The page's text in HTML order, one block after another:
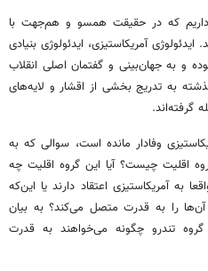
که در حقیقت همسو و هم‌جهت با
آمریکاستیزی، ایدئولوژی بنیادی
اسلامی بعد از ۲۲ بهمن ۵۷ بوده و به جهان‌بینی و گفتمان اصلی انقلاب
شد. اما ظرف ۴۶ سال گذشته به تدریج بخشی از اقشار و لایه‌های
گرفته‌اند.
وفادار مانده است، سوالی که به
اقلیت چیست؟ آیا این گروه اقلیت چه
به آمریکاستیزی اعتقاد دارند یا این‌که
را به قدرت متصل می‌کند؟ به بیان
گروه تندرو چگونه می‌خواهند به قدرت